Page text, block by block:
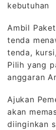
kebutuhan
Ambil
tenda
tenda,
Pilih yang
anggaran
Ajukan
akan
diinginkan